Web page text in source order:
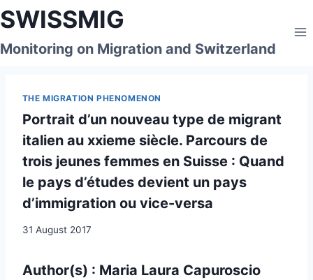
Skip
to
content
SWISSMIG
Monitoring on Migration and Switzerland
THE MIGRATION PHENOMENON
Portrait d’un nouveau type de migrant
italien au xxieme siècle. Parcours de
trois jeunes femmes en Suisse : Quand
le pays d’études devient un pays
d’immigration ou vice-versa
31 August 2017
Author(s) : Maria Laura Capuroscio